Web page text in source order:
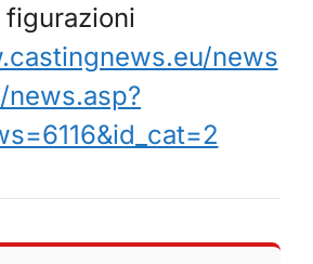
figurazioni
news
/news.asp?